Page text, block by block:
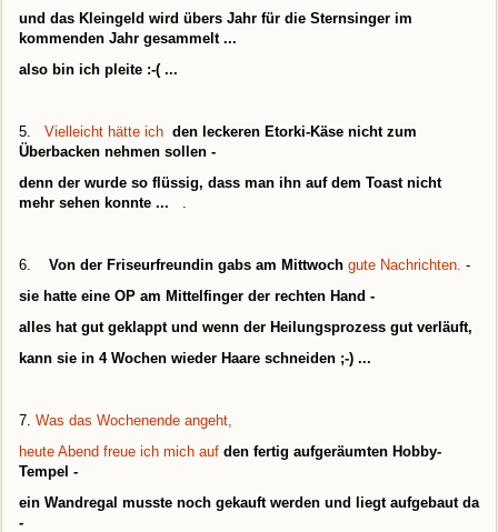
und das Kleingeld wird übers Jahr für die Sternsinger im
kommenden Jahr gesammelt ...
also bin ich pleite :-( ...
5. Vielleicht hätte ich den leckeren Etorki-Käse nicht zum
Überbacken nehmen sollen -
denn der wurde so flüssig, dass man ihn auf dem Toast nicht
mehr sehen konnte ...
6. Von der Friseurfreundin gabs am Mittwoch gute Nachrichten. -
sie hatte eine OP am Mittelfinger der rechten Hand -
alles hat gut geklappt und wenn der Heilungsprozess gut verläuft,
kann sie in 4 Wochen wieder Haare schneiden ;-) ...
7. Was das Wochenende angeht,
heute Abend freue ich mich auf den fertig aufgeräumten Hobby-
Tempel -
ein Wandregal musste noch gekauft werden und liegt aufgebaut da
-